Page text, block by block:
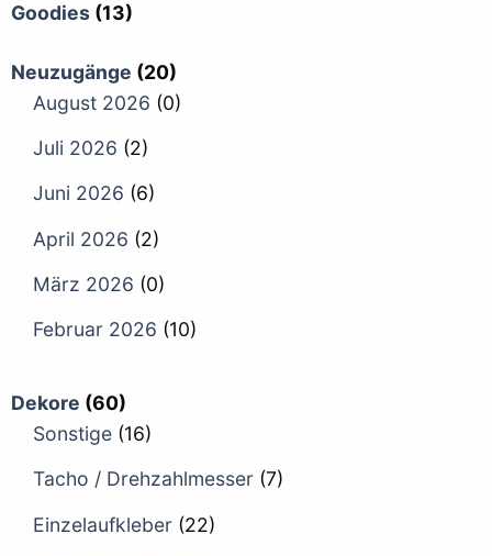
Goodies (13)
Neuzugänge (20)
August 2026 (0)
Juli 2026 (2)
Juni 2026 (6)
April 2026 (2)
März 2026 (0)
Februar 2026 (10)
Dekore (60)
Sonstige (16)
Tacho / Drehzahlmesser (7)
Einzelaufkleber (22)